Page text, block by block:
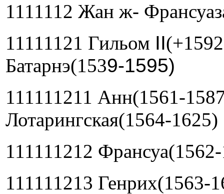
1111112 Жан ж-
11111121 Гильом II
Батарнэ(1539-1595)
111111211 Анн(1561-
Лотарингская(1564-1625)
111111212
111111213 Генрих(1563-